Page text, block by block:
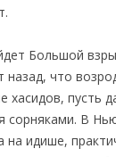
Большой
назад, что
хасидов, пусть
сорняками. В
на идише,